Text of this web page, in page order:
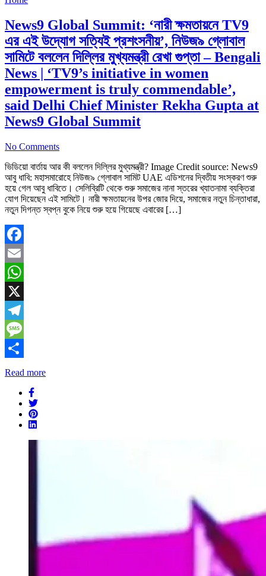
News9 Global Summit: ‘নারী ক্ষমতায়নে TV9
এর এই উদ্যোগ সত্যিই প্রশংসনীয়’, নিউজ৯ গ্লোবাল
সামিটে বললেন দিল্লির মুখ্যমন্ত্রী রেখা গুপ্তা – Bengali
News | ‘TV9’s initiative in women
empowerment is truly commendable’,
said Delhi Chief Minister Rekha Gupta at
News9 Global Summit
No Comments
ভিডিয়ো বার্তায় আর কী বললেন দিল্লির মুখ্যমন্ত্রী? Image Credit source: News9
আবু ধাবি: মহাসমারোহে নিউজ৯ গ্লোবাল সামিট UAE এডিশনের দ্বিতীয় সংস্করণ শুরু
হয়ে গেল আবু ধাবিতে। সেলিব্রিটি থেকে শুরু সমাজের নানা স্তরের খ্যাতনামা ব্যক্তিরা
যোগ দিয়েছেন এই সামিটে। নারী ক্ষমতায়নের উপর জোর দিয়ে, সমাজের নতুন চিন্তাধারা,
নতুন দিগন্ত স্বপ্ন বুকে নিয়ে শুরু হয়ে গিয়েছে এবারের […]
Facebook
Email
WhatsApp
X
Telegram
Message
Share
Read more